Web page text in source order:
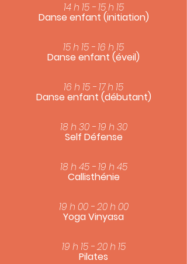
14 h 15 - 15 h 15
Danse enfant (initiation)
15 h 15 - 16 h 15
Danse enfant (éveil)
16 h 15 - 17 h 15
Danse enfant (débutant)
18 h 30 - 19 h 30
Self Défense
18 h 45 - 19 h 45
Callisthénie
19 h 00 - 20 h 00
Yoga Vinyasa
19 h 15 - 20 h 15
Pilates